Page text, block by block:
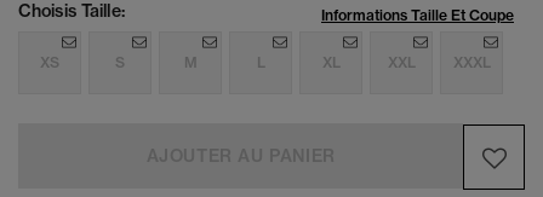
Choisis Taille: Informations Taille Et Coupe
XS S M L XL XXL XXXL